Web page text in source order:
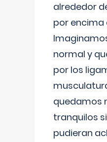
alrededor
por encima
normal y
por los
quedamos
tranquilos
pudieran